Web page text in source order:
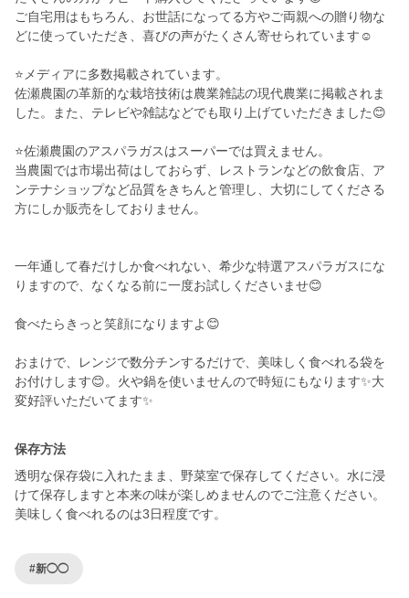
ご自宅用はもちろん、お世話になってる方やご両親への贈り物な
どに使っていただき、喜びの声がたくさん寄せられています☺️
⭐️メディアに多数掲載されています。
佐瀬農園の革新的な栽培技術は農業雑誌の現代農業に掲載されま
した。また、テレビや雑誌などでも取り上げていただきました😊
⭐️佐瀬農園のアスパラガスはスーパーでは買えません。
当農園では市場出荷はしておらず、レストランなどの飲食店、ア
ンテナショップなど品質をきちんと管理し、大切にしてくださる
方にしか販売をしておりません。
一年通して春だけしか食べれない、希少な特選アスパラガスにな
りますので、なくなる前に一度お試しくださいませ😊
食べたらきっと笑顔になりますよ😊
おまけで、レンジで数分チンするだけで、美味しく食べれる袋を
お付けします😊。火や鍋を使いませんので時短にもなります✨大
保存方法
透明な保存袋に入れたまま、野菜室で保存してください。水に浸
けて保存しますと本来の味が楽しめませんのでご注意ください。
美味しく食べれるのは3日程度です。
#新◯◯